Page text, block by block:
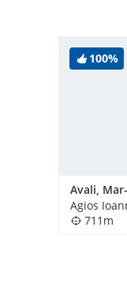
100%
711m